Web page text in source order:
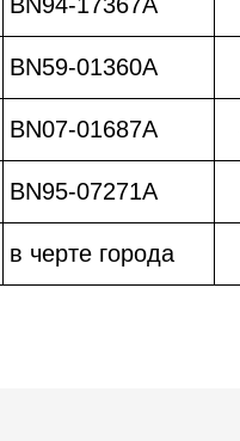
BN59-01360A
BN07-01687A
BN95-07271A
в черте города